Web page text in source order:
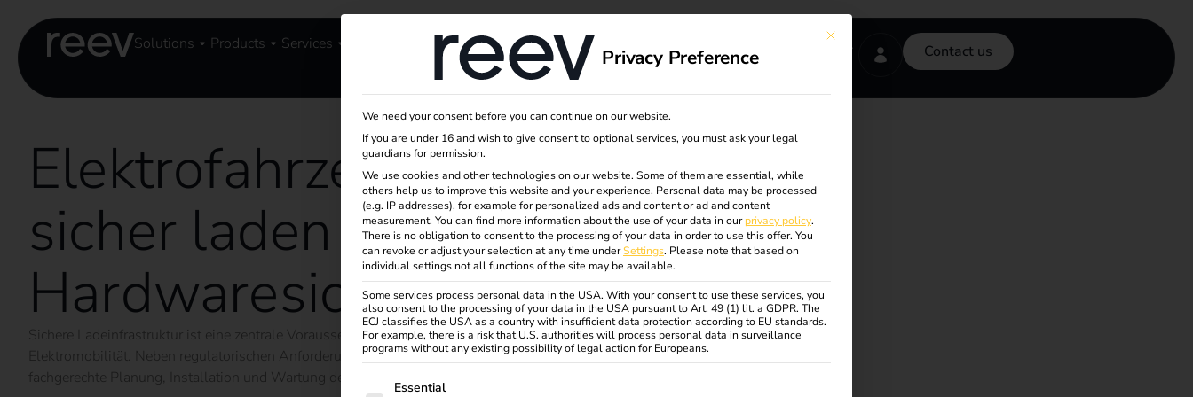
Solutions Products Services About us Contact us
Elektrofahrzeuge
sicher laden (1/2):
Hardwaresicherheit
Sichere Ladeinfrastruktur ist eine zentrale Voraussetzung für den weiteren Ausbau der
Elektromobilität. Neben regulatorischen Anforderungen kommt es vor allem auf eine
fachgerechte Planung, Installation und Wartung der Hardware an.
This button closes the dialog. Its functionality is identical to the Accept
Privacy Preference
We need your consent before you can continue on our website.
If you are under 16 and wish to give consent to optional services, you must ask your legal
guardians for permission.
We use cookies and other technologies on our website. Some of them are essential, while
others help us to improve this website and your experience. Personal data may be processed
(e.g. IP addresses), for example for personalized ads and content or ad and content
measurement. You can find more information about the use of your data in ourprivacy policy.
There is no obligation to consent to the processing of your data in order to use this offer. You
can revoke or adjust your selection at any time underSettings. Please note that based on
individual settings not all functions of the site may be available.
Some services process personal data in the USA. With your consent to use these services, you
also consent to the processing of your data in the USA pursuant to Art. 49 (1) lit. a GDPR. The
ECJ classifies the USA as a country with insufficient data protection according to EU standards.
For example, there is a risk that U.S. authorities will process personal data in surveillance
programs without any existing possibility of legal action for Europeans.
The following is a list of service groups for which consent can be given. The first service group is essential and cannot be
Essential